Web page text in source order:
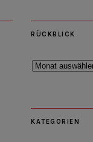
RÜCKBLICK
Rückblick
KATEGORIEN